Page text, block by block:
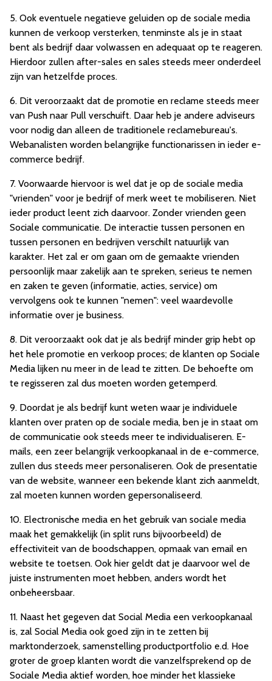
5. Ook eventuele negatieve geluiden op de sociale media
kunnen de verkoop versterken, tenminste als je in staat
bent als bedrijf daar volwassen en adequaat op te reageren.
Hierdoor zullen after-sales en sales steeds meer onderdeel
zijn van hetzelfde proces.
6. Dit veroorzaakt dat de promotie en reclame steeds meer
van Push naar Pull verschuift. Daar heb je andere adviseurs
voor nodig dan alleen de traditionele reclamebureau's.
Webanalisten worden belangrijke functionarissen in ieder e-
commerce bedrijf.
7. Voorwaarde hiervoor is wel dat je op de sociale media
"vrienden" voor je bedrijf of merk weet te mobiliseren. Niet
ieder product leent zich daarvoor. Zonder vrienden geen
Sociale communicatie. De interactie tussen personen en
tussen personen en bedrijven verschilt natuurlijk van
karakter. Het zal er om gaan om de gemaakte vrienden
persoonlijk maar zakelijk aan te spreken, serieus te nemen
en zaken te geven (informatie, acties, service) om
vervolgens ook te kunnen "nemen": veel waardevolle
informatie over je business.
8. Dit veroorzaakt ook dat je als bedrijf minder grip hebt op
het hele promotie en verkoop proces; de klanten op Sociale
Media lijken nu meer in de lead te zitten. De behoefte om
te regisseren zal dus moeten worden getemperd.
9. Doordat je als bedrijf kunt weten waar je individuele
klanten over praten op de sociale media, ben je in staat om
de communicatie ook steeds meer te individualiseren. E-
mails, een zeer belangrijk verkoopkanaal in de e-commerce,
zullen dus steeds meer personaliseren. Ook de presentatie
van de website, wanneer een bekende klant zich aanmeldt,
zal moeten kunnen worden gepersonaliseerd.
10. Electronische media en het gebruik van sociale media
maak het gemakkelijk (in split runs bijvoorbeeld) de
effectiviteit van de boodschappen, opmaak van email en
website te toetsen. Ook hier geldt dat je daarvoor wel de
juiste instrumenten moet hebben, anders wordt het
onbeheersbaar.
11. Naast het gegeven dat Social Media een verkoopkanaal
is, zal Social Media ook goed zijn in te zetten bij
marktonderzoek, samenstelling productportfolio e.d. Hoe
groter de groep klanten wordt die vanzelfsprekend op de
Sociale Media aktief worden, hoe minder het klassieke